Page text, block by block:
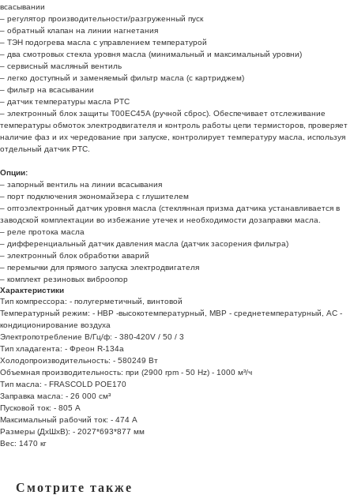
всасывании
– регулятор производительности/разгруженный пуск
– обратный клапан на линии нагнетания
– ТЭН подогрева масла с управлением температурой
– два смотровых стекла уровня масла (минимальный и максимальный уровни)
– сервисный масляный вентиль
– легко доступный и заменяемый фильтр масла (с картриджем)
– фильтр на всасывании
– датчик температуры масла PTC
– электронный блок защиты T00EC45A (ручной сброс). Обеспечивает отслеживание
температуры обмоток электродвигателя и контроль работы цепи термисторов, проверяет
наличие фаз и их чередование при запуске, контролирует температуру масла, используя
отдельный датчик PTC.
Опции:
– запорный вентиль на линии всасывания
– порт подключения экономайзера с глушителем
– оптоэлектронный датчик уровня масла (стеклянная призма датчика устанавливается в
заводской комплектации во избежание утечек и необходимости дозаправки масла.
– реле протока масла
– дифференциальный датчик давления масла (датчик засорения фильтра)
– электронный блок обработки аварий
– перемычки для прямого запуска электродвигателя
– комплект резиновых виброопор
Характеристики
Тип компрессора: - полугерметичный, винтовой
Температурный режим: - HBP -высокотемпературный, MBP - среднетемпературный, AC -
кондиционирование воздуха
Электропотребление В/Гц/ф: - 380-420V / 50 / 3
Тип хладагента: - Фреон R-134a
Холодопроизводительность: - 580249 Вт
Объемная производительность: при (2900 rpm - 50 Hz) - 1000 м³/ч
Тип масла: - FRASCOLD POE170
Заправка масла: - 26 000 см³
Пусковой ток: - 805 А
Максимальный рабочий ток: - 474 А
Размеры (ДхШхВ): - 2027*693*877 мм
Вес: 1470 кг
Смотрите также